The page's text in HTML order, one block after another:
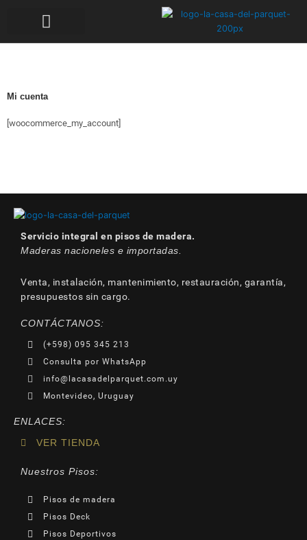
Mi cuenta
[woocommerce_my_account]
Servicio integral en pisos de madera.
Maderas nacioneles e importadas.
Venta, instalación, mantenimiento, restauración, garantía,
presupuestos sin cargo.
CONTÁCTANOS:
(+598) 095 345 213
Consulta por WhatsApp
info@lacasadelparquet.com.uy
Montevideo, Uruguay
ENLACES:
VER TIENDA
Nuestros Pisos:
Pisos de madera
Pisos Deck
Pisos Deportivos